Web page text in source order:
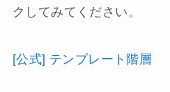
クしてみてください。
[公式] テンプレート階層